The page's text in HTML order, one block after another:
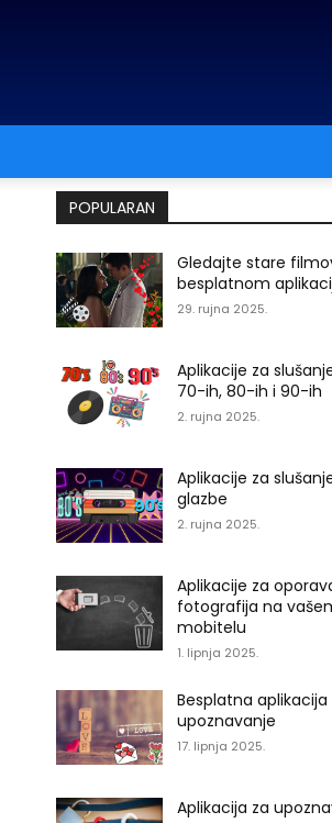
POPULARAN
Gledajte stare
besplatnom
29. rujna 2025.
Aplikacije za
70-ih, 80-ih i 90-ih
2. rujna 2025.
Aplikacije za
glazbe
2. rujna 2025.
Aplikacije za
fotografija na
mobitelu
1. lipnja 2025.
Besplatna aplikacija
upoznavanje
17. lipnja 2025.
Aplikacija za